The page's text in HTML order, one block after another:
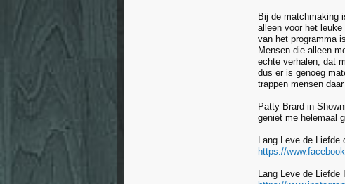
Bij de matchmaking
alleen voor het
van het programma
Mensen die alleen
echte verhalen, dat
dus er is genoeg
trappen mensen
Patty Brard in
geniet me helemaal
Lang Leve de Liefde
https://
Lang Leve de Liefde